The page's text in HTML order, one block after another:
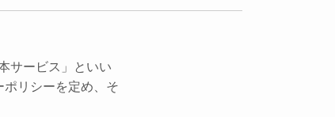
サービス」といい
リシーを定め、そ